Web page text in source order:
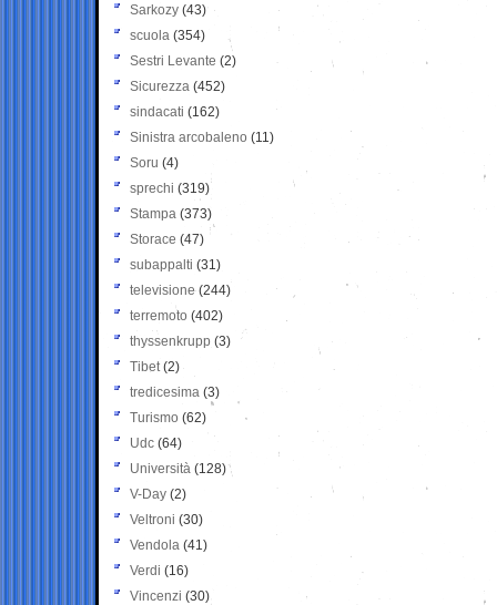
Sarkozy (43)
scuola (354)
Sestri Levante (2)
Sicurezza (452)
sindacati (162)
Sinistra arcobaleno (11)
Soru (4)
sprechi (319)
Stampa (373)
Storace (47)
subappalti (31)
televisione(244)
terremoto (402)
thyssenkrupp (3)
Tibet(2)
tredicesima (3)
Turismo (62)
Udc (64)
Università (128)
V-Day (2)
Veltroni (30)
Vendola (41)
Verdi (16)
Vincenzi (30)